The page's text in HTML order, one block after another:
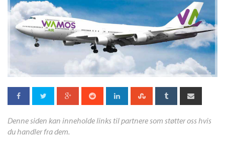
Denne siden kan inneholde links til partnere som støtter oss hvis
du handler fra dem.